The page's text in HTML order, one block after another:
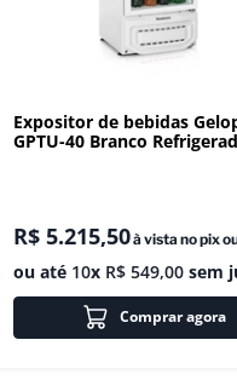
Expositor de bebidas
GPTU-40 Branco
R$ 5.215,50à vista no pix
ou até 10x R$ 549,00sem
Comprar agora